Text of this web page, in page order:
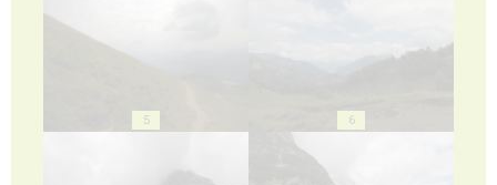
5 6